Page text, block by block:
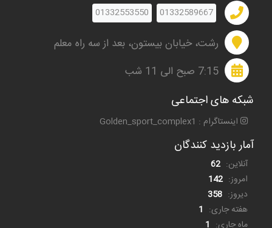
01332589667
01332553550
رشت، خیابان بیستون، بعد از سه راه معلم
7:15 صبح الی 11 شب
شبکه های اجتماعی
اینستاگرام : Golden_sport_complex1
آمار بازدید کنندگان
آنلاین: 62
امروز: 142
دیروز: 358
هفته جاری: 1